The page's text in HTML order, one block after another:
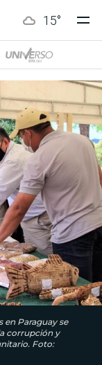
15°
en Paraguay se
corrupción y
Foto: